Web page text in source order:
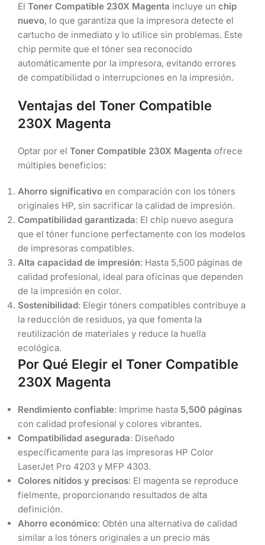
El Toner Compatible 230X Magenta incluye un chip
nuevo, lo que garantiza que la impresora detecte el
cartucho de inmediato y lo utilice sin problemas. Este
chip permite que el tóner sea reconocido
automáticamente por la impresora, evitando errores
de compatibilidad o interrupciones en la impresión.
Ventajas del Toner Compatible
230X Magenta
Optar por el Toner Compatible 230X Magenta ofrece
múltiples beneficios:
Ahorro significativo en comparación con los tóners
originales HP, sin sacrificar la calidad de impresión.
Compatibilidad garantizada: El chip nuevo asegura
que el tóner funcione perfectamente con los modelos
de impresoras compatibles.
Alta capacidad de impresión: Hasta 5,500 páginas de
calidad profesional, ideal para oficinas que dependen
de la impresión en color.
Sostenibilidad: Elegir tóners compatibles contribuye a
la reducción de residuos, ya que fomenta la
reutilización de materiales y reduce la huella
ecológica.
Por Qué Elegir el Toner Compatible
230X Magenta
Rendimiento confiable: Imprime hasta 5,500 páginas
con calidad profesional y colores vibrantes.
Compatibilidad asegurada: Diseñado
específicamente para las impresoras HP Color
LaserJet Pro 4203 y MFP 4303.
Colores nítidos y precisos: El magenta se reproduce
fielmente, proporcionando resultados de alta
definición.
Ahorro económico: Obtén una alternativa de calidad
similar a los tóners originales a un precio más